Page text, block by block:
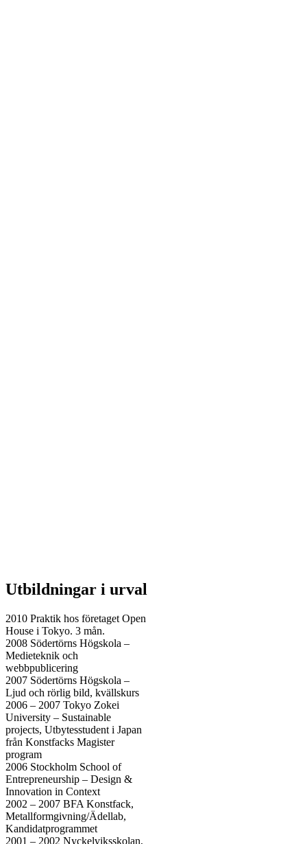
Utbildningar i urval
2010 Praktik hos företaget Open
House i Tokyo. 3 mån.
2008 Södertörns Högskola –
Medieteknik och
webbpublicering
2007 Södertörns Högskola –
Ljud och rörlig bild, kvällskurs
2006 – 2007 Tokyo Zokei
University – Sustainable
projects, Utbytesstudent i Japan
från Konstfacks Magister
program
2006 Stockholm School of
Entrepreneurship – Design &
Innovation in Context
2002 – 2007 BFA Konstfack,
Metallformgivning/Ädellab,
Kandidatprogrammet
2001 – 2002 Nyckelviksskolan,